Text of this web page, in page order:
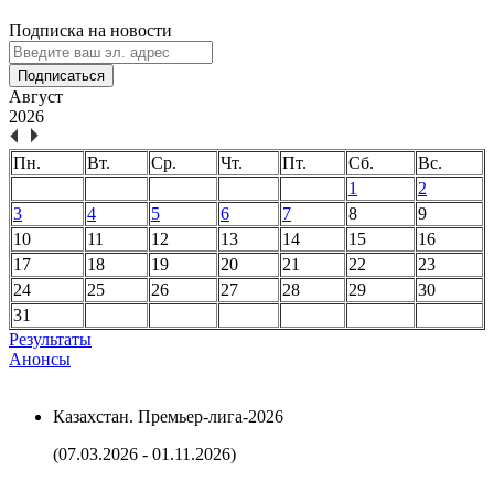
Подписка на новости
Подписаться
Август
2026
Пн. Вт. Ср. Чт. Пт. Сб.
Вс.
1
2
3
4 5 6 7 8
9
10
11 12 13 14 15
16
17
18 19 20 21 22
23
24
25 26 27 28 29
30
31
Результаты
Анонсы
Казахстан. Премьер-лига-2026
(07.03.2026 - 01.11.2026)